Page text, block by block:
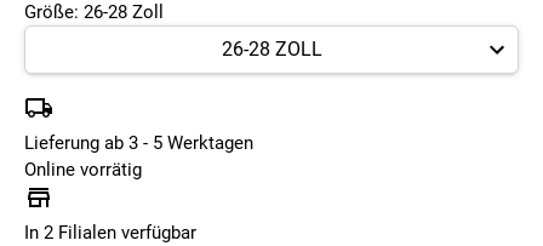
Größe: 26-28 Zoll
Lieferung ab 3 - 5 Werktagen
Online vorrätig
In 2 Filialen verfügbar